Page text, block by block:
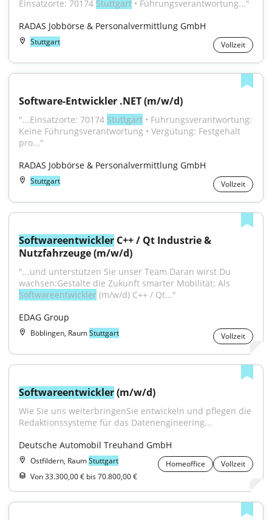
Einsatzorte: 70174 Stuttgart • Führungsverantwortung..."
RADAS Jobbörse & Personalvermittlung GmbH
Stuttgart Vollzeit
Software-Entwickler .NET (m/w/d)
"...Einsatzorte: 70174 Stuttgart • Führungsverantwortung:
Keine Führungsverantwortung • Vergütung: Festgehalt
pro..."
RADAS Jobbörse & Personalvermittlung GmbH
Stuttgart Vollzeit
Softwareentwickler C++ / Qt Industrie &
Nutzfahrzeuge (m/w/d)
"...und unterstützen Sie unser Team.Daran wirst Du
Softwareentwickler (m/w/d) C++ / Qt..."
EDAG Group
Böblingen, RaumStuttgart Vollzeit
Softwareentwickler (m/w/d)
Wie Sie uns weiterbringenSie entwickeln und pflegen die
Redaktionssysteme für das Datenengineering...
Deutsche Automobil Treuhand GmbH
Ostfildern, RaumStuttgart Homeoffice
Vollzeit
Von 33.300,00 € bis 70.800,00 €